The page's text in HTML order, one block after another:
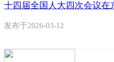
十四届全国人大四次会议在
发布于2026-03-12